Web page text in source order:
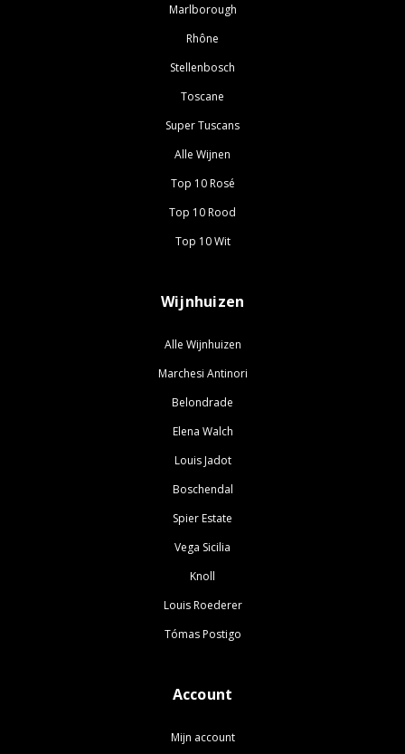
Marlborough
Rhône
Stellenbosch
Toscane
Super Tuscans
Alle Wijnen
Top 10 Rosé
Top 10 Rood
Top 10 Wit
Wijnhuizen
Alle Wijnhuizen
Marchesi Antinori
Belondrade
Elena Walch
Louis Jadot
Boschendal
Spier Estate
Vega Sicilia
Knoll
Louis Roederer
Tómas Postigo
Account
Mijn account